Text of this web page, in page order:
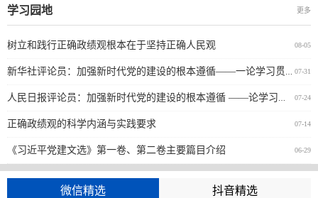
第二十一届五一数学建模竞赛二等奖、第十四届MathorCup数学建模挑
战赛华东赛区三等奖等。
更多
学习园地
08-05
树立和践行正确政绩观根本在于坚持正确人民观
07-31
新华社评论员：加强新时代党的建设的根本遵循——一论学习贯彻习近平党建思想
07-24
人民日报评论员：加强新时代党的建设的根本遵循 ——论学习贯彻习近平党建思想
07-14
正确政绩观的科学内涵与实践要求
06-29
《习近平党建文选》第一卷、第二卷主要篇目介绍
微信精选 抖音精选